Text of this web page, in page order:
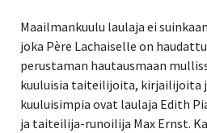
Maailmankuulu laulaja ei
joka Père Lachaiselle on
perustaman hautausmaan
kuuluisia taiteilijoita, kirjailijoita
kuuluisimpia ovat laulaja Edith
ja taiteilija-runoilija Max Ernst.